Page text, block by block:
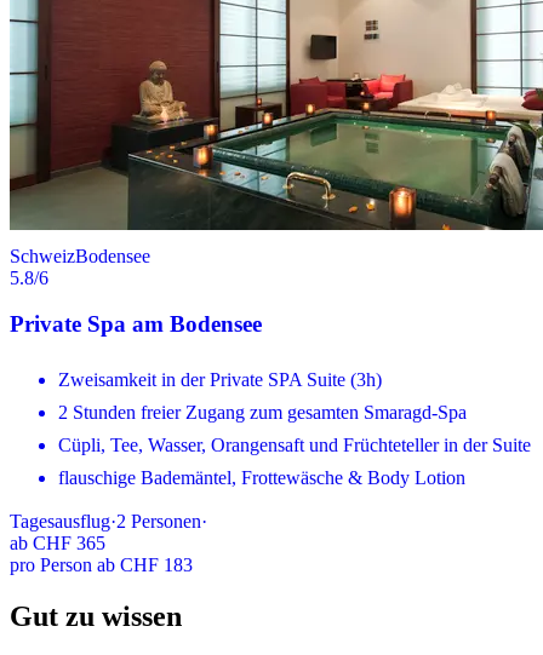
SchweizBodensee
5.8/6
Private Spa am Bodensee
Zweisamkeit in der Private SPA Suite (3h)
2 Stunden freier Zugang zum gesamten Smaragd-Spa
Cüpli, Tee, Wasser, Orangensaft und Früchteteller in der Suite
flauschige Bademäntel, Frottewäsche & Body Lotion
Tagesausflug·2 Personen·
ab CHF 365
pro Person ab CHF 183
Gut zu wissen